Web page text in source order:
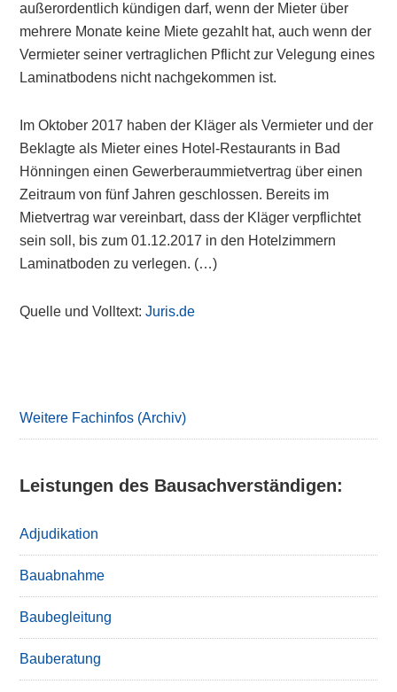
außerordentlich kündigen darf, wenn der Mieter über
mehrere Monate keine Miete gezahlt hat, auch wenn der
Vermieter seiner vertraglichen Pflicht zur Velegung eines
Laminatbodens nicht nachgekommen ist.
Im Oktober 2017 haben der Kläger als Vermieter und der
Beklagte als Mieter eines Hotel-Restaurants in Bad
Hönningen einen Gewerberaummietvertrag über einen
Zeitraum von fünf Jahren geschlossen. Bereits im
Mietvertrag war vereinbart, dass der Kläger verpflichtet
sein soll, bis zum 01.12.2017 in den Hotelzimmern
Laminatboden zu verlegen. (…)
Quelle und Volltext:Juris.de
Weitere Fachinfos (Archiv)
Leistungen des Bausachverständigen:
Adjudikation
Bauabnahme
Baubegleitung
Bauberatung